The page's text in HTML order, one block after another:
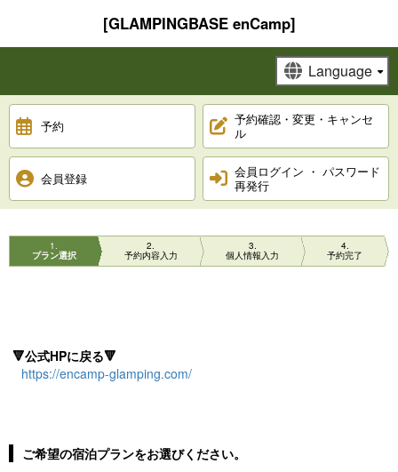
[GLAMPINGBASE enCamp]
予約
予約確認・変更・キャンセ
ル
会員登録
会員ログイン ・ パスワード
再発行
1
プラン選択
2
予約内容入力
3
個人情報入力
4
予約完了
🔻公式HPに戻る🔻
https://encamp-glamping.com/
ご希望の宿泊プランをお選びください。